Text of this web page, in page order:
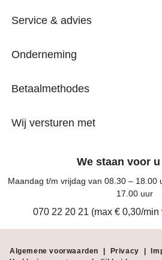
Service & advies
Onderneming
Betaalmethodes
Wij versturen met
We staan voor
Maandag t/m vrijdag van 08.30 – 18.00
17.00 uur
070 22 20 21 (max € 0,30/
Algemene voorwaarden | Privacy |